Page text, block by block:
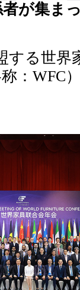
が集ま
する世界
称：WFC